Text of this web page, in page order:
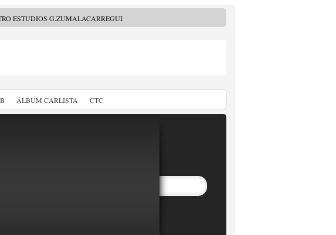
ESTUDIOS G.ZUMALACARREGUI
ÁLBUM CARLISTA CTC